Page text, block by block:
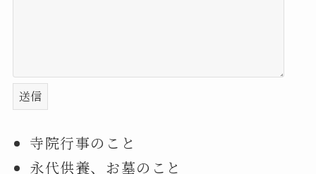
寺院行事のこと
永代供養、お墓のこと